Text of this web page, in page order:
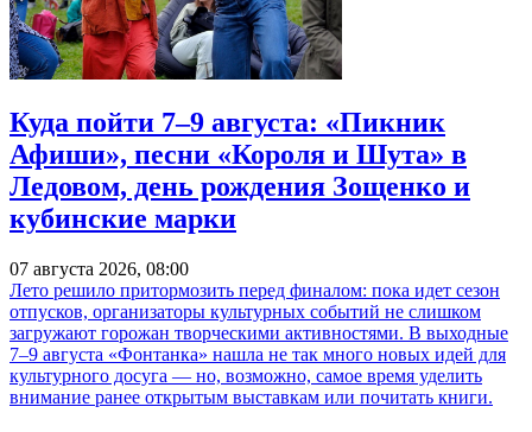
Куда пойти 7–9 августа: «Пикник
Афиши», песни «Короля и Шута» в
Ледовом, день рождения Зощенко и
кубинские марки
07 августа 2026, 08:00
Лето решило притормозить перед финалом: пока идет сезон
отпусков, организаторы культурных событий не слишком
загружают горожан творческими активностями. В выходные
7–9 августа «Фонтанка» нашла не так много новых идей для
культурного досуга — но, возможно, самое время уделить
внимание ранее открытым выставкам или почитать книги.